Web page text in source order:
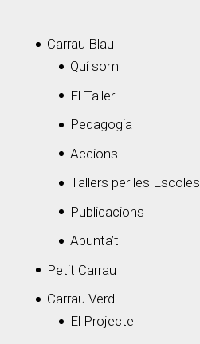
Carrau Blau
Quí som
El Taller
Pedagogia
Accions
Tallers per les Escoles
Publicacions
Apunta’t
Petit Carrau
Carrau Verd
El Projecte